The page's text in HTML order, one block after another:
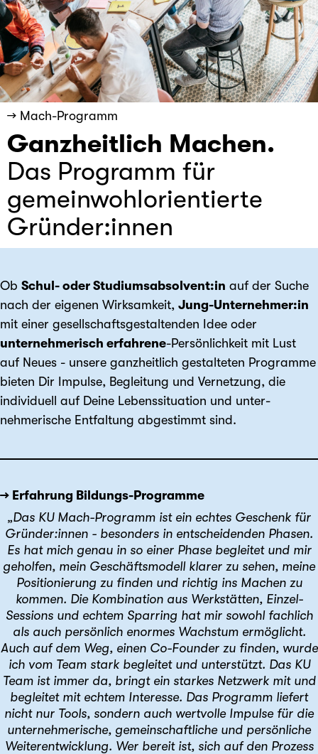
→ Mach-Programm
Ganzheitlich Machen.
Das Programm für
gemeinwohlorientierte
Gründer:innen
Ob Schul- oder Studiumsabsolvent:in auf der Suche
nach der eigenen Wirksamkeit, Jung-Unternehmer:in
mit einer gesellschafts­gestaltenden Idee oder
unternehmerisch erfahrene-Persönlichkeit mit Lust
auf Neues - unsere ganzheitlich gestalteten Programme
bieten Dir Impulse, Begleitung und Vernetzung, die
individuell auf Deine Lebenssituation und unter­
nehmerische Entfaltung abgestimmt sind.
→ Erfahrung Bildungs-Programme
„Das KU Mach-Programm ist ein echtes Geschenk für
Gründer:innen - besonders in entscheidenden Phasen.
Es hat mich genau in so einer Phase begleitet und mir
geholfen, mein Geschäftsmodell klarer zu sehen, meine
Positionierung zu finden und richtig ins Machen zu
kommen. Die Kombination aus Werkstätten, Einzel-
Sessions und echtem Sparring hat mir sowohl fachlich
als auch persönlich enormes Wachstum ermöglicht.
Auch auf dem Weg, einen Co-Founder zu finden, wurde
ich vom Team stark begleitet und unterstützt. Das KU
Team ist immer da, bringt ein starkes Netzwerk mit und
begleitet mit echtem Interesse. Das Programm liefert
nicht nur Tools, sondern auch wertvolle Impulse für die
unternehmerische, gemeinschaftliche und persönliche
Weiterentwicklung. Wer bereit ist, sich auf den Prozess